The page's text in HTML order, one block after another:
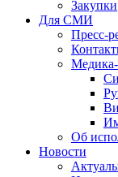
Закупки
Для СМИ
Пресс-
Об
Новости